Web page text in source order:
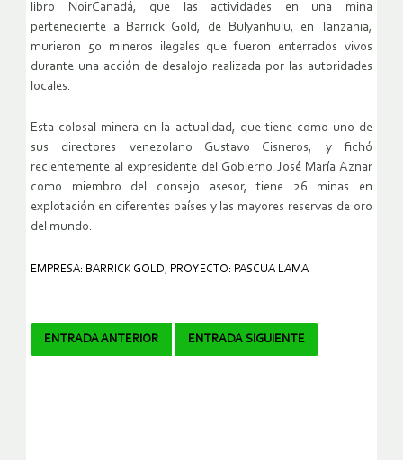
libro NoirCanadá, que las actividades en una mina
perteneciente a Barrick Gold, de Bulyanhulu, en Tanzania,
murieron 50 mineros ilegales que fueron enterrados vivos
durante una acción de desalojo realizada por las autoridades
locales.
Esta colosal minera en la actualidad, que tiene como uno de
sus directores venezolano Gustavo Cisneros, y fichó
recientemente al expresidente del Gobierno José María Aznar
como miembro del consejo asesor, tiene 26 minas en
explotación en diferentes países y las mayores reservas de oro
del mundo.
EMPRESA: BARRICK GOLD, PROYECTO: PASCUA LAMA
Navegador
ENTRADA ANTERIOR ENTRADA SIGUIENTE